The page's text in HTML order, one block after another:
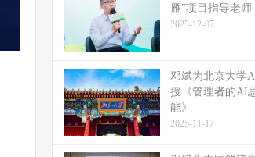
雁”项目指导老师
2025-12-07
邓斌为北京大学
授《管理者的AI
能》
2025-11-17